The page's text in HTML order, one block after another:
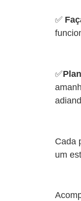
✅
✅
Cada
um